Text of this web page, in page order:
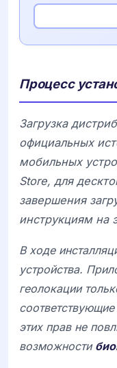
Процесс
Загрузка
официальных
мобильных
Store, для
завершения
инструкциям на
В ходе
устройства.
геолокации
этих прав не
возможности